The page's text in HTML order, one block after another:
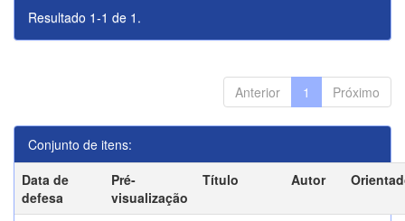
Resultado 1-1 de 1.
Anterior 1 Próximo
Conjunto de itens:
Data de
defesa
Pré-
visualização
Título Autor